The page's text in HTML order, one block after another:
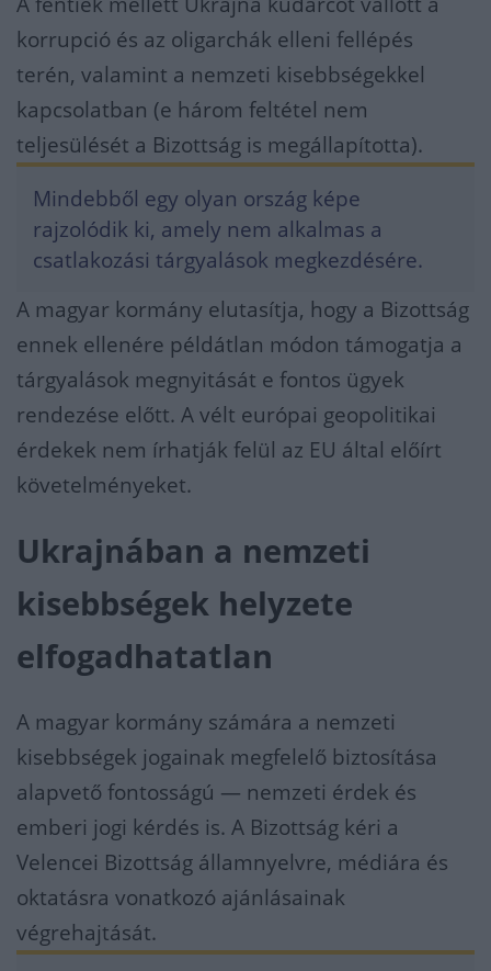
korrupció és az oligarchák elleni fellépés
terén, valamint a nemzeti kisebbségekkel
kapcsolatban (e három feltétel nem
teljesülését a Bizottság is megállapította).
Mindebből egy olyan ország képe
rajzolódik ki, amely nem alkalmas a
csatlakozási tárgyalások megkezdésére.
A magyar kormány elutasítja, hogy a Bizottság
ennek ellenére példátlan módon támogatja a
tárgyalások megnyitását e fontos ügyek
rendezése előtt. A vélt európai geopolitikai
érdekek nem írhatják felül az EU által előírt
követelményeket.
Ukrajnában a nemzeti
kisebbségek helyzete
elfogadhatatlan
A magyar kormány számára a nemzeti
kisebbségek jogainak megfelelő biztosítása
alapvető fontosságú — nemzeti érdek és
emberi jogi kérdés is. A Bizottság kéri a
Velencei Bizottság államnyelvre, médiára és
oktatásra vonatkozó ajánlásainak
végrehajtását.